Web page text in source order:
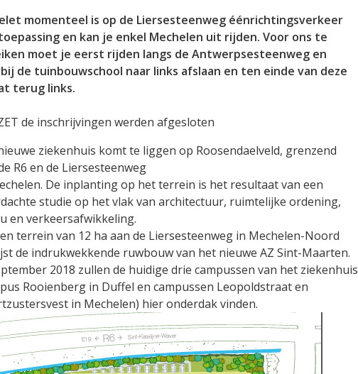
momenteel is op de Liersesteenweg éénrichtingsverkeer
en kan je enkel Mechelen uit rijden. Voor ons te
moet je eerst rijden langs de Antwerpsesteenweg en
de tuinbouwschool naar links afslaan en ten einde van deze
terug links.
de inschrijvingen werden afgesloten
ziekenhuis komt te liggen op Roosendaelveld, grenzend
R6 en de Liersesteenweg
De inplanting op het terrein is het resultaat van een
studie op het vlak van architectuur, ruimtelijke ordening,
en verkeersafwikkeling.
terrein van 12 ha aan de Liersesteenweg in Mechelen-Noord
de indrukwekkende ruwbouw van het nieuwe AZ Sint-Maarten.
2018 zullen de huidige drie campussen van het ziekenhuis
Rooienberg in Duffel en campussen Leopoldstraat en
in Mechelen) hier onderdak vinden.